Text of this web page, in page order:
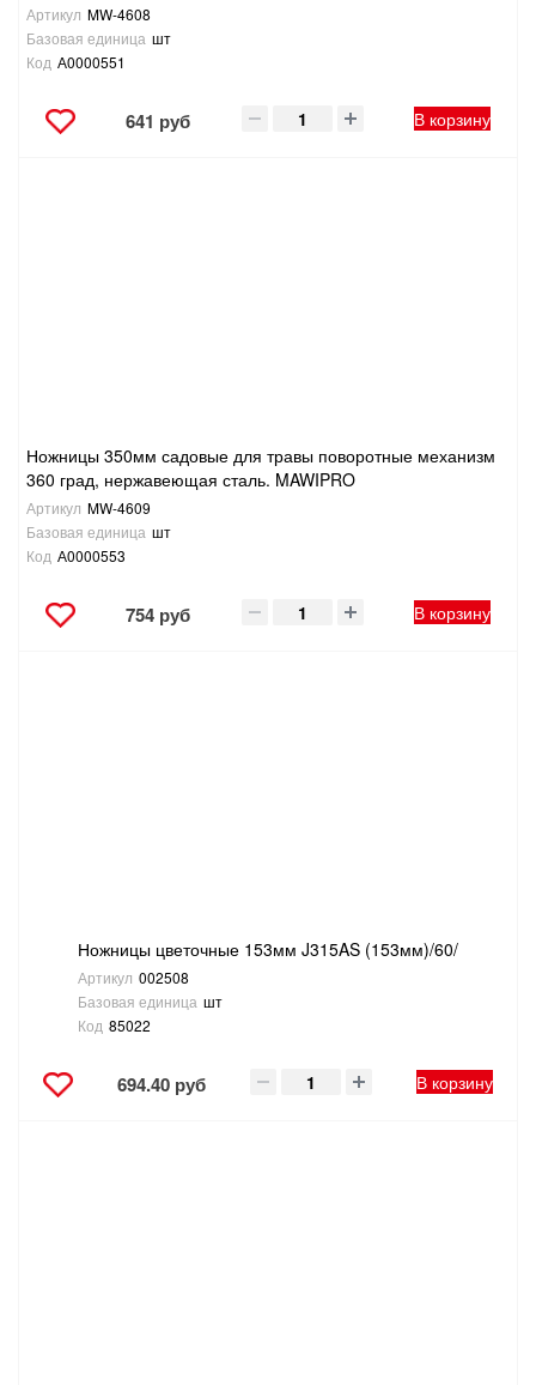
Артикул MW-4608
Базовая единица шт
Код А0000551
641 руб В корзину
Ножницы 350мм садовые для травы поворотные механизм
360 град, нержавеющая сталь. MAWIPRO
Артикул MW-4609
Базовая единица шт
Код А0000553
754 руб В корзину
Ножницы цветочные 153мм J315AS (153мм)/60/
Артикул 002508
Базовая единица шт
Код 85022
694.40 руб В корзину